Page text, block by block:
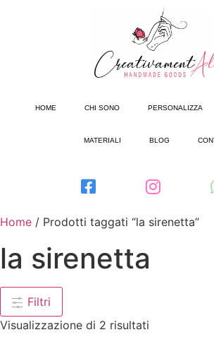
HOME CHI SONO PERSONALIZZA
MATERIALI BLOG
Home / Prodotti taggati “la sirenetta”
la sirenetta
Filtri
Visualizzazione di 2 risultati